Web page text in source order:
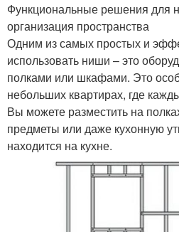
Функциональные решения для
организация пространства
Одним из самых простых и
использовать ниши – это
полками или шкафами. Это
небольших квартирах, где
Вы можете разместить на
предметы или даже кухонную
находится на кухне.